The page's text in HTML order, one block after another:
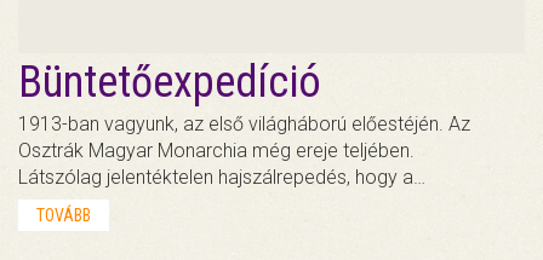
Büntetőexpedíció
1913-ban vagyunk, az első világháború előestéjén. Az
Osztrák Magyar Monarchia még ereje teljében.
Látszólag jelentéktelen hajszálrepedés, hogy a…
TOVÁBB